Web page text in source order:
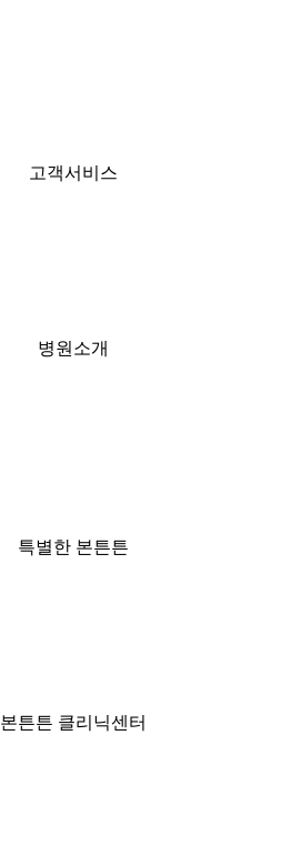
고객서비스
병원소개
특별한 본튼튼
본튼튼 클리닉센터